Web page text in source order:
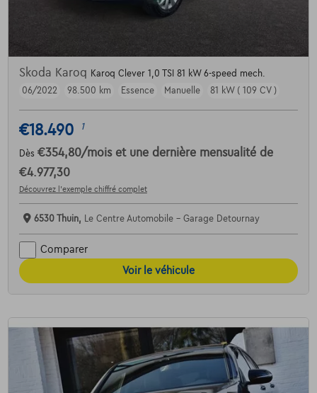
Skoda Karoq Karoq Clever 1,0 TSI 81 kW 6-speed mech.
06/2022
98.500 km Essence Manuelle 81 kW ( 109 CV )
€18.490 1
Dès €354,80/mois et une dernière mensualité de
€4.977,30
Découvrez l’exemple chiffré complet
6530 Thuin, Le Centre Automobile - Garage Detournay
Comparer
Voir le véhicule